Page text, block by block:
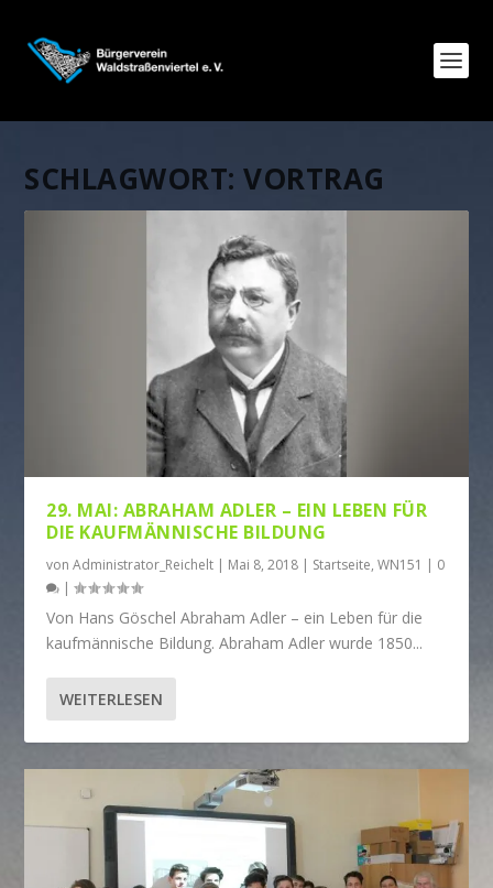
SCHLAGWORT:VORTRAG
29. MAI: ABRAHAM ADLER – EIN LEBEN FÜR
DIE KAUFMÄNNISCHE BILDUNG
vonAdministrator_Reichelt | Mai 8, 2018 | Startseite,WN151 | 0
|
Von Hans Göschel Abraham Adler – ein Leben für die
kaufmännische Bildung. Abraham Adler wurde 1850...
WEITERLESEN